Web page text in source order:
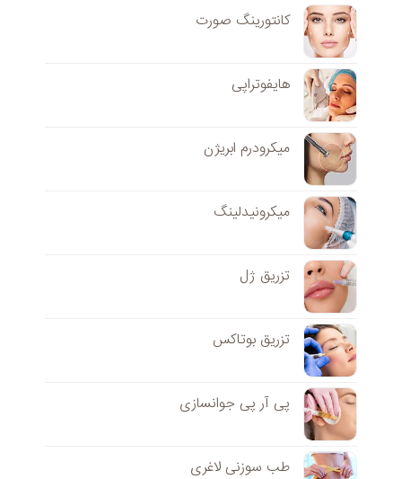
کانتورینگ صورت
هایفوتراپی
میکرودرم ابریژن
میکرونیدلینگ
تزریق ژل
تزریق بوتاکس
پی آر پی جوانسازی
طب سوزنی لاغری